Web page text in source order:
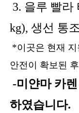
3. 을루 빨라
kg), 생선 통
*이곳은 현재
안전이 확보된
-미얀마 카
하였습니다.